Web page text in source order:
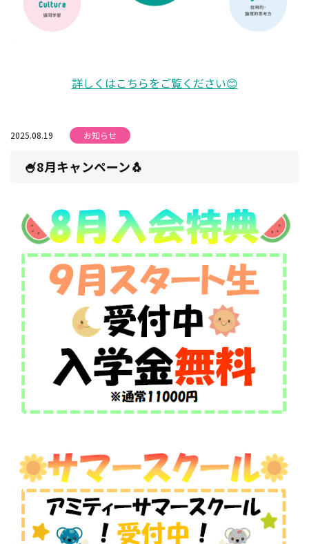
詳しくはこちらをご覧ください😊
2025.08.19 お知らせ
🍧8月キャンペーン🐧